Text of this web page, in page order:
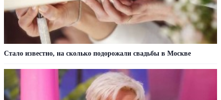
Стало известно, на сколько подорожали свадьбы в Москве